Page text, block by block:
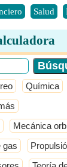
Salud
Química
Mecánica
gas